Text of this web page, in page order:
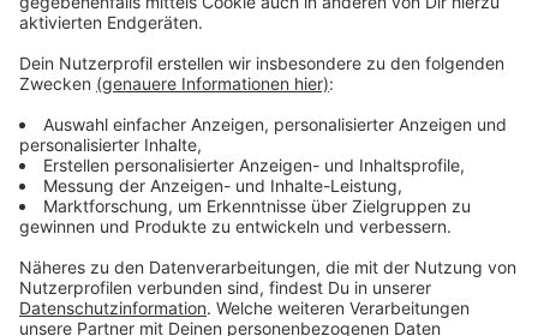
der Region neue Ziele dazu. Denn neben Kopenhagen
seit Langem wieder auf dem Flugplan. "Damit erhoffen
Geschäftsführer Prof. Dr. Rainer Schwarz.
Anzeige
©Lorina Blome
Die Teilnehmer des Forums Luftverkehr 2019 am FMO